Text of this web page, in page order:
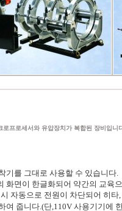
로프로세서와 유압장치가 복합된 장비입
기를 그대로 사용할 수 있습니다.
화면이 한글화되어 약간의 교육
자동으로 전원이 차단되어 히
여 줍니다.(단,110V 사용기기에